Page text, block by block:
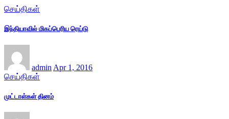
செய்திகள்
இந்தியாவில் மிகப்பெரிய ரெய்டு
admin Apr 1, 2016
செய்திகள்
முட்டாள்கள் தினம்